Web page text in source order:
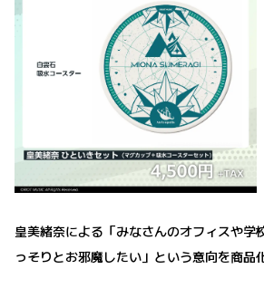
皇美緒奈による「みなさんのオフィスや学
っそりとお邪魔したい」という意向を商品